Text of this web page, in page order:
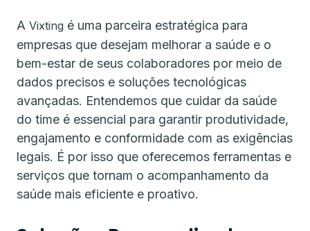
A Vixting é uma parceira estratégica para
empresas que desejam melhorar a saúde e o
bem-estar de seus colaboradores por meio de
dados precisos e soluções tecnológicas
avançadas. Entendemos que cuidar da saúde
do time é essencial para garantir produtividade,
engajamento e conformidade com as exigências
legais. É por isso que oferecemos ferramentas e
serviços que tornam o acompanhamento da
saúde mais eficiente e proativo.